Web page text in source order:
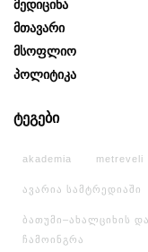
Მედიცინა
Მთავარი
Მსოფლიო
Პოლიტიკა
ტეგები
akademia metreveli
ავარია სამტრედიაში
ბათუმი–ახალციხის
ჩამოინგრა